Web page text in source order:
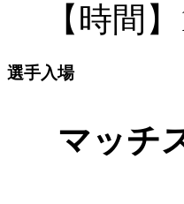
【時間
選手入場
マッチ